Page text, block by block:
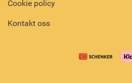
Cookie policy
Kontakt oss